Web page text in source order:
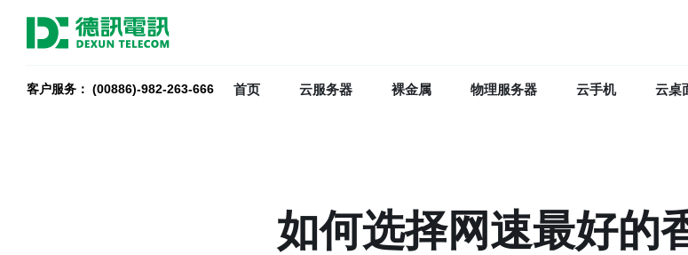
客户服务： (00886)-982-263-666 首页 云服务器 裸金属 物理服务器 云手机 云桌
如何选择网速最好的